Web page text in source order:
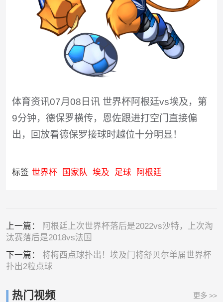
体育资讯07月08日讯 世界杯阿根廷vs埃及，第
9分钟，德保罗横传，恩佐跟进打空门直接偏
出，回放看德保罗接球时越位十分明显！
标签 世界杯 国家队 埃及 足球 阿根廷
上一篇：
阿根廷上次世界杯落后是2022vs沙特，上次淘
汰赛落后是2018vs法国
下一篇： 将梅西点球扑出！埃及门将舒贝尔单届世界杯
扑出2粒点球
热门视频 更多 >>